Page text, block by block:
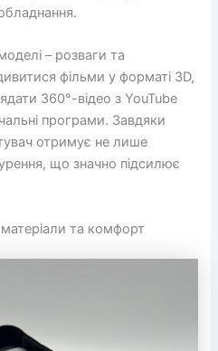
– розваги та
фільми у форматі 3D,
360°-відео з YouTube
програми. Завдяки
отримує не лише
що значно підсилює
та комфорт